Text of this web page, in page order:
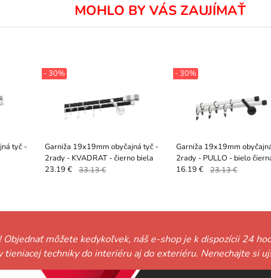
MOHLO BY VÁS ZAUJÍMAŤ
tyč -
Garniža 19x19mm obyčajná tyč -
2rady - KVADRAT - čierno biela
- 30%
23.19 € 33.13 €
Garniža 19x19mm
2rady - PULLO - bielo
- 30%
16.19 € 23.13 €
môžete kedykoľvek, náš e-shop je k dispozícii 24
techniky do interiéru aj do exteriéru. Nenechajte si